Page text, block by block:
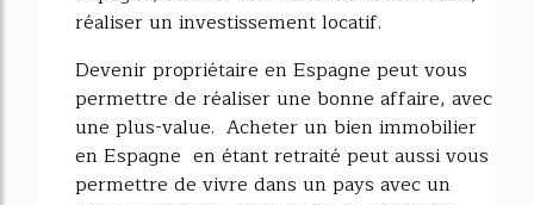
réaliser un investissement locatif.
Devenir propriétaire en Espagne peut vous
permettre de réaliser une bonne affaire, avec
une plus-value. Acheter un bien immobilier
en Espagne en étant retraité peut aussi vous
permettre de vivre dans un pays avec un